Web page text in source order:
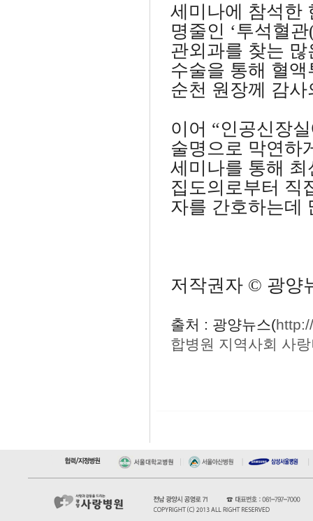
세미나에 참석한
명줄인 ‘투석혈
관외과를 찾는
수술을 통해 혈
순천 원장께 감
이어 “인공신장
술명으로 막연하
세미나를 통해
집도의로부터 직
자를 간호하는
저작권자 © 광양
출처 : 광양뉴스(
합병원 지역사회 사랑